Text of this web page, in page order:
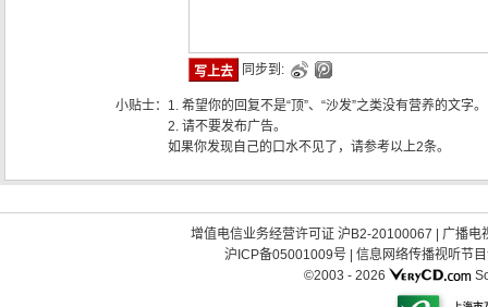
同步到:
小贴士： 1. 希望你的回复不是“顶”、“沙发”之类没有营养的文字。
2. 请不要发布广告。
如果你发现自己的口水不见了，请参考以上2条。
增值电信业务经营许可证 沪B2-20100067 | 广播电
沪ICP备05001009号| 信息网络传播视听节
©2003 - 2026